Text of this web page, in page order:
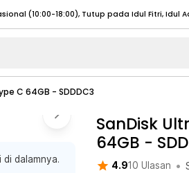
(08:00 - 20:00), Tutup pada Idul Fitri
Nasional (08:00 - 17:00)
Nasional (08:00 - 17:00) Selengkapnya
(12:00-20:00), Tutup pada Idul Fitri
(12:00-20:00), Tutup pada Idul Fitri
C 64GB - SDDDC3
dalamnya.
SanDisk
64GB -
4.910 Ulasan •